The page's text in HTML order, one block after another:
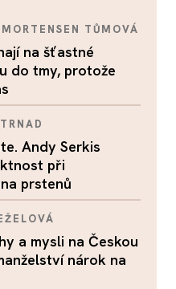
TŮMOVÁ
na šťastné
do tmy, protože
Andy Serkis
při
prstenů
a mysli na Českou
nárok na